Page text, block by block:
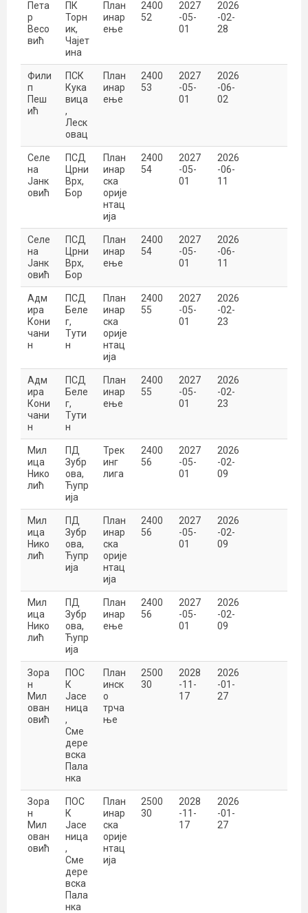
Пета
р
Весо
вић
ПК
Торн
ик,
Чајет
ина
План
инар
ење
2400
52
2027
-05-
01
2026
-02-
28
Фили
п
Пеш
ић
ПСК
Кука
вица
,
Леск
овац
План
инар
ење
2400
53
2027
-05-
01
2026
-06-
02
Селе
на
Јанк
овић
ПСД
Црни
Врх,
Бор
План
инар
ска
орије
нтац
ија
2400
54
2027
-05-
01
2026
-06-
11
Селе
на
Јанк
овић
ПСД
Црни
Врх,
Бор
План
инар
ење
2400
54
2027
-05-
01
2026
-06-
11
Адм
ира
Кони
чани
н
ПСД
Беле
г,
Тути
н
План
инар
ска
орије
нтац
ија
2400
55
2027
-05-
01
2026
-02-
23
Адм
ира
Кони
чани
н
ПСД
Беле
г,
Тути
н
План
инар
ење
2400
55
2027
-05-
01
2026
-02-
23
Мил
ица
Нико
лић
ПД
Зубр
ова,
Ћупр
ија
Трек
инг
лига
2400
56
2027
-05-
01
2026
-02-
09
Мил
ица
Нико
лић
ПД
Зубр
ова,
Ћупр
ија
План
инар
ска
орије
нтац
ија
2400
56
2027
-05-
01
2026
-02-
09
Мил
ица
Нико
лић
ПД
Зубр
ова,
Ћупр
ија
План
инар
ење
2400
56
2027
-05-
01
2026
-02-
09
Зора
н
Мил
ован
овић
ПОС
К
Јасе
ница
,
Сме
дере
вска
Пала
нка
План
инск
о
трча
ње
2500
30
2028
-11-
17
2026
-01-
27
Зора
н
Мил
ован
овић
ПОС
К
Јасе
ница
,
Сме
дере
вска
Пала
нка
План
инар
ска
орије
нтац
ија
2500
30
2028
-11-
17
2026
-01-
27